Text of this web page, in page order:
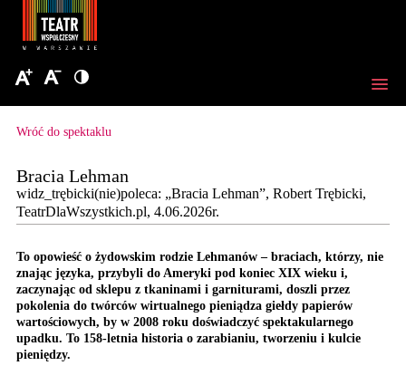
Wróć do spektaklu
Bracia Lehman
widz_trębicki(nie)poleca: „Bracia Lehman”, Robert Trębicki,
TeatrDlaWszystkich.pl, 4.06.2026r.
To opowieść o żydowskim rodzie Lehmanów – braciach, którzy, nie
znając języka, przybyli do Ameryki pod koniec XIX wieku i,
zaczynając od sklepu z tkaninami i garniturami, doszli przez
pokolenia do twórców wirtualnego pieniądza giełdy papierów
wartościowych, by w 2008 roku doświadczyć spektakularnego
upadku. To 158-letnia historia o zarabianiu, tworzeniu i kulcie
pieniędzy.